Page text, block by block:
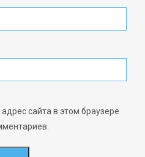
сайта в этом браузере